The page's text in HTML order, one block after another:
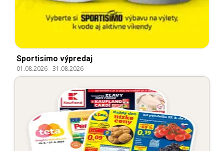
Sportisimo výpredaj
01.08.2026-31.08.2026